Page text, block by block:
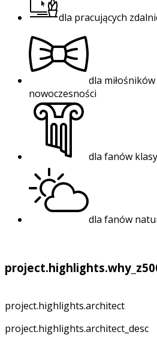
dla pracujących
dla
nowoczesności
dla fanów
dla fanów
project.highlights.architect
project.highlights.architect_desc